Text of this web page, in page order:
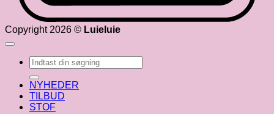
Copyright 2026 © Luieluie
Søg
efter:
NYHEDER
TILBUD
STOF